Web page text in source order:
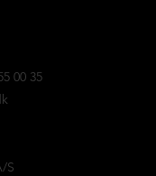
00 35
S